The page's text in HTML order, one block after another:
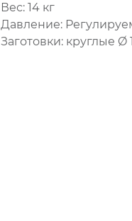
Вес: 14 кг
Давление:
Заготовки: круглые